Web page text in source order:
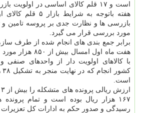
است و ۱۷ قلم کالای اساسی در اولویت
هفته باتوجه به
بازرسی ها و نظارت جدی بر پروسه تامین و
مورد بررسی قرار می گیرد.
برابر جمع بندی های انجام شده از طرف
هفت ماه اول امسال
با کالاهای اولویت دار از واحدهای
است.
۱۶۷ هزار ریال بوده است و تمام
رسیدگی و صدور حکم به ادارات کل تعزیرات